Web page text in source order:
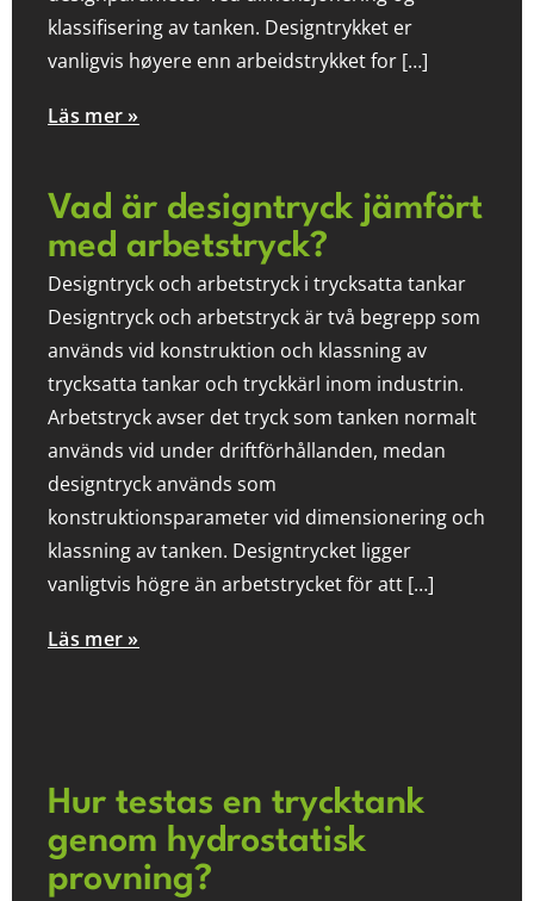
klassifisering av tanken. Designtrykket er
vanligvis høyere enn arbeidstrykket for […]
Läs mer »
Vad är designtryck jämfört
med arbetstryck?
Designtryck och arbetstryck i trycksatta tankar
Designtryck och arbetstryck är två begrepp som
används vid konstruktion och klassning av
trycksatta tankar och tryckkärl inom industrin.
Arbetstryck avser det tryck som tanken normalt
används vid under driftförhållanden, medan
designtryck används som
konstruktionsparameter vid dimensionering och
klassning av tanken. Designtrycket ligger
vanligtvis högre än arbetstrycket för att […]
Läs mer »
Hur testas en trycktank
genom hydrostatisk
provning?